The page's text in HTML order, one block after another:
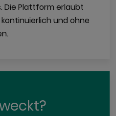
Die Plattform erlaubt
und ohne